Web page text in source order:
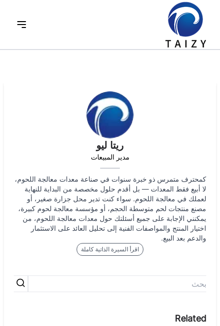
ريتا ليو
مدير المبيعات
كمحترف متمرس ذو خبرة سنوات في صناعة معدات معالجة اللحوم،
لا أبيع فقط المعدات — بل أقدم حلول مخصصة من البداية للنهاية
لعملك في معالجة اللحوم. سواء كنت تدير محل جزارة صغير، أو
مصنع منتجات لحم متوسطة الحجم، أو مؤسسة معالجة لحوم كبيرة،
يمكنني الإجابة على جميع أسئلتك حول معدات معالجة اللحوم، من
اختيار المنتج والمواصفات الفنية إلى تحليل العائد على الاستثمار
والدعم بعد البيع.
اقرأ السيرة الذاتية كاملة